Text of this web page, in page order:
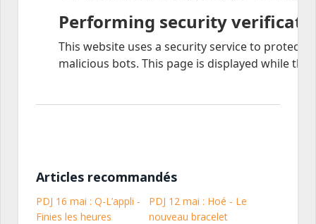
Articles recommandés
PDJ 16 mai : Q-L’appli -
Finies les heures
PDJ 12 mai : Hoé - Le
nouveau bracelet